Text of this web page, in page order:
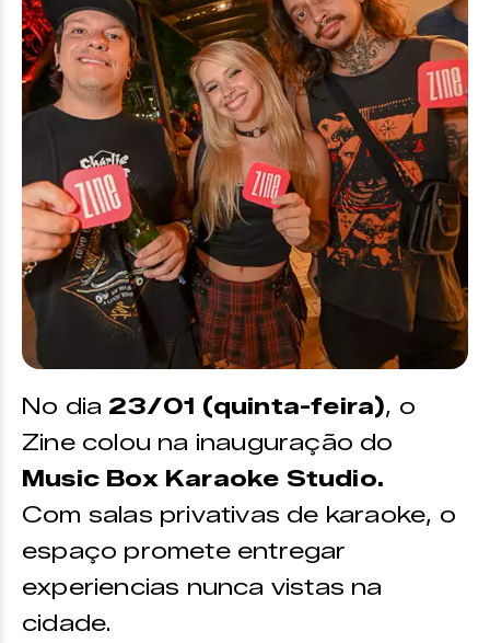
No dia 23/01 (quinta-feira), o
Zine colou na inauguração do
Music Box Karaoke Studio.
Com salas privativas de karaoke, o
espaço promete entregar
experiencias nunca vistas na
cidade.